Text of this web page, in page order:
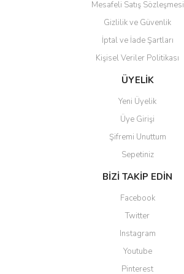
Mesafeli Satış Sözleşmesi
Gizlilik ve Güvenlik
İptal ve İade Şartları
Kişisel Veriler Politikası
ÜYELİK
Yeni Üyelik
Üye Girişi
Şifremi Unuttum
Sepetiniz
BİZİ TAKİP EDİN
Facebook
Twitter
Instagram
Youtube
Pinterest